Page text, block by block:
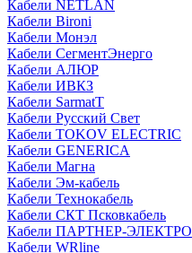
Кабели NETLAN
Кабели Bironi
Кабели Монэл
Кабели СегментЭнерго
Кабели АЛЮР
Кабели ИВКЗ
Кабели SarmatT
Кабели Русский Свет
Кабели TOKOV ELECTRIC
Кабели GENERICA
Кабели Магна
Кабели Эм-кабель
Кабели Технокабель
Кабели СКТ Псковкабель
Кабели ПАРТНЕР-ЭЛЕКТРО
Кабели WRline